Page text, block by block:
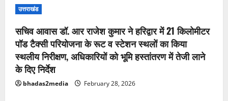
उत्तराखंड
सचिव आवास डॉ. आर राजेश कुमार ने हरिद्वार में 21 किलोमीटर
पॉड टैक्सी परियोजना के रूट व स्टेशन स्थलों का किया
स्थलीय निरीक्षण, अधिकारियों को भूमि हस्तांतरण में तेजी लाने
के दिए निर्देश
bhadas2media February 28, 2026